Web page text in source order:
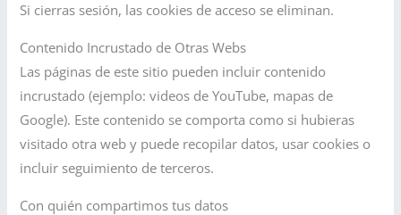
Si cierras sesión, las cookies de acceso se eliminan.
Contenido Incrustado de Otras Webs
Las páginas de este sitio pueden incluir contenido
incrustado (ejemplo: videos de YouTube, mapas de
Google). Este contenido se comporta como si hubieras
visitado otra web y puede recopilar datos, usar cookies o
incluir seguimiento de terceros.
Con quién compartimos tus datos